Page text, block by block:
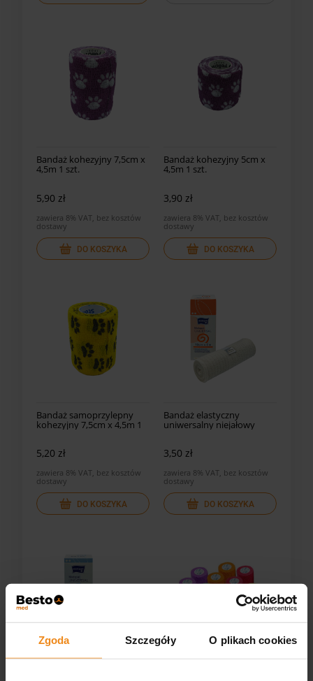
Zgoda Szczegóły O plikach cookies
Bandaż kohezyjny 7,5cm x
4,5m 1 szt.
5,90 zł
zawiera 8% VAT, bez kosztów
dostawy
DO KOSZYKA
Bandaż kohezyjny 5cm x
4,5m 1 szt.
3,90 zł
zawiera 8% VAT, bez kosztów
dostawy
DO KOSZYKA
Bandaż samoprzylepny
kohezyjny 7,5cm x 4,5m 1
5,20 zł
zawiera 8% VAT, bez kosztów
dostawy
DO KOSZYKA
Bandaż elastyczny
uniwersalny niejałowy
3,50 zł
zawiera 8% VAT, bez kosztów
dostawy
DO KOSZYKA